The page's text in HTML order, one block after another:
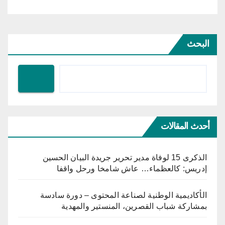
البحث
أحدث المقالات
الذكرى 15 لوفاة مدير تحرير جريدة البيان الحسين
إدريس: كالعظماء… عاش شامخا ورحل واقفا
الأكاديمية الوطنية لصناعة المحتوى – دورة سادسة
بمشاركة شباب القصرين، المنستير والمهدية